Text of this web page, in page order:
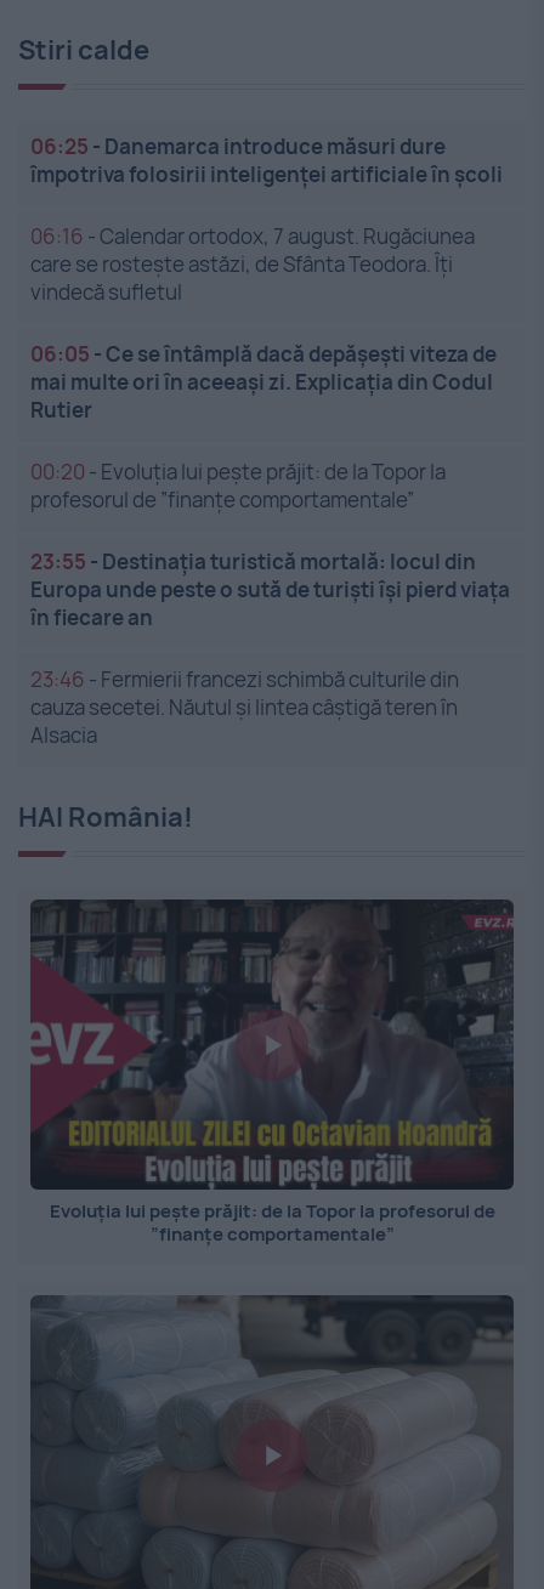
Stiri calde
06:25 - Danemarca introduce măsuri dure
împotriva folosirii inteligenței artificiale în școli
06:16 -Calendar ortodox, 7 august. Rugăciunea
care se rostește astăzi, de Sfânta Teodora. Îți
vindecă sufletul
06:05 -Ce se întâmplă dacă depășești viteza de
mai multe ori în aceeași zi. Explicația din Codul
Rutier
00:20 - Evoluția lui pește prăjit: de la Topor la
profesorul de ”finanțe comportamentale”
23:55 - Destinația turistică mortală: locul din
Europa unde peste o sută de turiști își pierd viața
în fiecare an
23:46 - Fermierii francezi schimbă culturile din
cauza secetei. Năutul și lintea câștigă teren în
Alsacia
HAI România!
Evoluția lui pește prăjit: de la Topor la profesorul de
”finanțe comportamentale”